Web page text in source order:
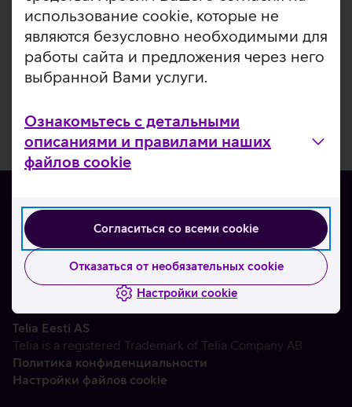
использование cookie, которые не
являются безусловно необходимыми для
работы сайта и предложения через него
выбранной Вами услуги.
Ознакомьтесь с детальными
описаниями и правилами наших
файлов cookie
Согласиться со всеми cookie
Отказаться от необязательных cookie
Настройки cookie
О нас
Контакты
Партнерам
Telia Eesti AS
Telia is a registered Trademark of Telia Company AB
Политика конфиденциальности
Настройки файлов cookie